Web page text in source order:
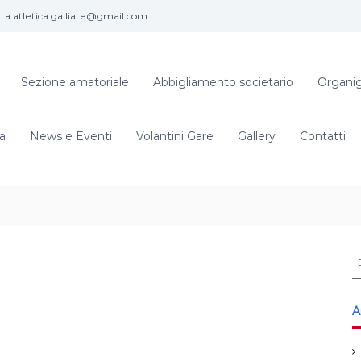
Sezione amatoriale Abbigliamento societario
News e Eventi Volantini Gare Gallery Contatti
C
c
a